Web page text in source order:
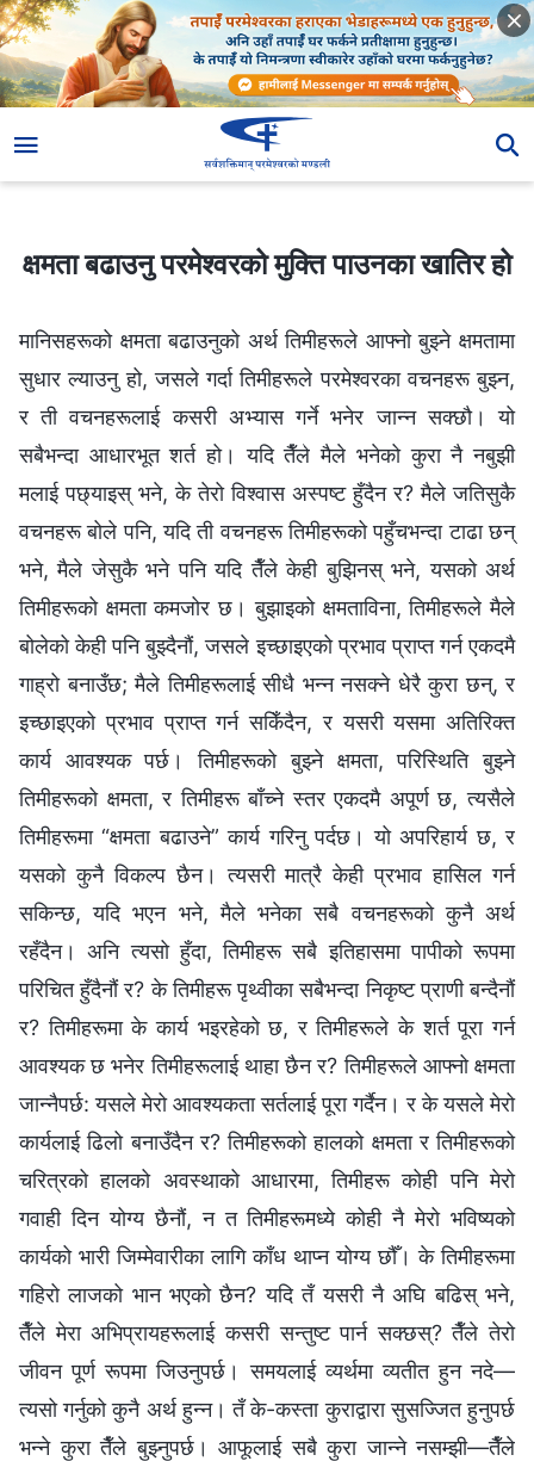
क्षमता बढाउनु परमेश्‍वरको मुक्ति पाउनका खातिर हो
क्षमता बढाउनु परमेश्‍वरको मुक्ति पाउनका खातिर हो
मानिसहरूको क्षमता बढाउनुको अर्थ तिमीहरूले आफ्नो बुझ्ने क्षमतामा
सुधार ल्याउनु हो, जसले गर्दा तिमीहरूले परमेश्‍वरका वचनहरू बुझ्न,
र ती वचनहरूलाई कसरी अभ्यास गर्ने भनेर जान्न सक्छौ। यो
सबैभन्दा आधारभूत शर्त हो। यदि तैँले मैले भनेको कुरा नै नबुझी
मलाई पछ्याइस् भने, के तेरो विश्‍वास अस्पष्ट हुँदैन र? मैले जतिसुकै
वचनहरू बोले पनि, यदि ती वचनहरू तिमीहरूको पहुँचभन्दा टाढा छन्
भने, मैले जेसुकै भने पनि यदि तैँले केही बुझिनस् भने, यसको अर्थ
तिमीहरूको क्षमता कमजोर छ। बुझाइको क्षमताविना, तिमीहरूले मैले
बोलेको केही पनि बुझ्दैनौं, जसले इच्छाइएको प्रभाव प्राप्‍त गर्न एकदमै
गाह्रो बनाउँछ; मैले तिमीहरूलाई सीधै भन्न नसक्ने धेरै कुरा छन्, र
इच्छाइएको प्रभाव प्राप्‍त गर्न सकिँदैन, र यसरी यसमा अतिरिक्त
कार्य आवश्यक पर्छ। तिमीहरूको बुझ्ने क्षमता, परिस्थिति बुझ्ने
तिमीहरूको क्षमता, र तिमीहरू बाँच्ने स्तर एकदमै अपूर्ण छ, त्यसैले
तिमीहरूमा “क्षमता बढाउने” कार्य गरिनु पर्दछ। यो अपरिहार्य छ, र
यसको कुनै विकल्प छैन। त्यसरी मात्रै केही प्रभाव हासिल गर्न
सकिन्छ, यदि भएन भने, मैले भनेका सबै वचनहरूको कुनै अर्थ
रहँदैन। अनि त्यसो हुँदा, तिमीहरू सबै इतिहासमा पापीको रूपमा
परिचित हुँदैनौं र? के तिमीहरू पृथ्वीका सबैभन्दा निकृष्ट प्राणी बन्दैनौं
र? तिमीहरूमा के कार्य भइरहेको छ, र तिमीहरूले के शर्त पूरा गर्न
आवश्यक छ भनेर तिमीहरूलाई थाहा छैन र? तिमीहरूले आफ्नो क्षमता
जान्नैपर्छ: यसले मेरो आवश्यकता सर्तलाई पूरा गर्दैन। र के यसले मेरो
कार्यलाई ढिलो बनाउँदैन र? तिमीहरूको हालको क्षमता र तिमीहरूको
चरित्रको हालको अवस्थाको आधारमा, तिमीहरू कोही पनि मेरो
गवाही दिन योग्य छैनौं, न त तिमीहरूमध्ये कोही नै मेरो भविष्यको
कार्यको भारी जिम्मेवारीका लागि काँध थाप्न योग्य छौँ। के तिमीहरूमा
गहिरो लाजको भान भएको छैन? यदि तँ यसरी नै अघि बढिस् भने,
तैँले मेरा अभिप्रायहरूलाई कसरी सन्तुष्ट पार्न सक्छस्? तैँले तेरो
जीवन पूर्ण रूपमा जिउनुपर्छ। समयलाई व्यर्थमा व्यतीत हुन नदे—
त्यसो गर्नुको कुनै अर्थ हुन्न। तँ के-कस्ता कुराद्वारा सुसज्जित हुनुपर्छ
भन्‍ने कुरा तैँले बुझ्नुपर्छ। आफूलाई सबै कुरा जान्ने नसम्झी—तैँले